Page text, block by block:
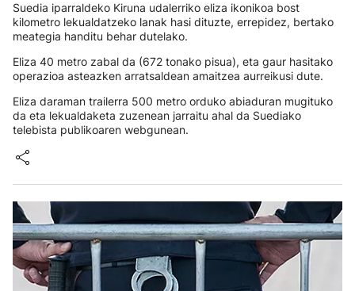
Suedia iparraldeko Kiruna udalerriko eliza ikonikoa bost
kilometro lekualdatzeko lanak hasi dituzte, errepidez, bertako
meategia handitu behar dutelako.
Eliza 40 metro zabal da (672 tonako pisua), eta gaur hasitako
operazioa asteazken arratsaldean amaitzea aurreikusi dute.
Eliza daraman trailerra 500 metro orduko abiaduran mugituko
da eta lekualdaketa zuzenean jarraitu ahal da Suediako
telebista publikoaren webgunean.